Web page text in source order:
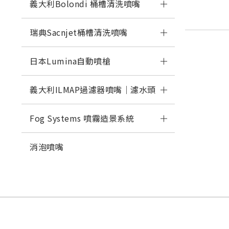
義大利Bolondi 桶槽清洗噴嘴
瑞典Sacnjet桶槽清洗噴嘴
日本Lumina自動噴槍
義大利ILMAP過濾器噴嘴｜濾水頭
Fog Systems 噴霧造景系統
消泡噴嘴